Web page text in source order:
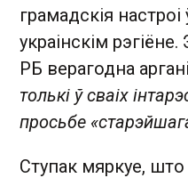
грамадскія
украінскім
РБ верагодна
толькі ў сваіх
просьбе
Ступак мяркуе,